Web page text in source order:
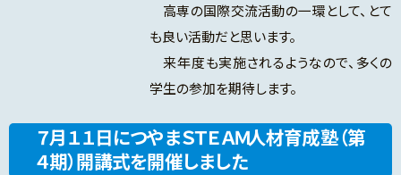
高専の国際交流活動の一環として、とて
も良い活動だと思います。
来年度も実施されるようなので、多くの
学生の参加を期待します。
７月１１日につやまＳＴＥＡＭ人材育成塾（第
４期）開講式を開催しました